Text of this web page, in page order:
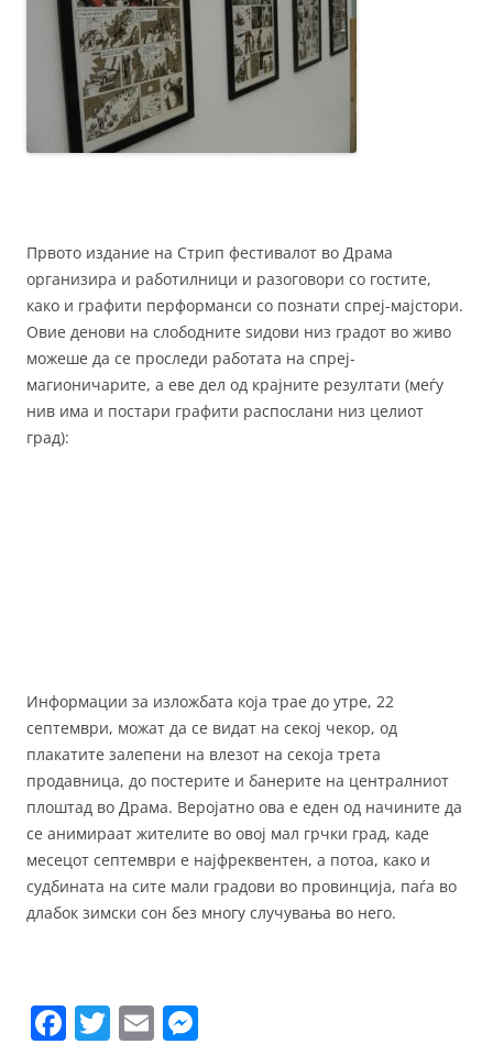
Првото издание на Стрип фестивалот во Драма
организира и работилници и разоговори со гостите,
како и графити перформанси со познати спреј-мајстори.
Овие денови на слободните ѕидови низ градот во живо
можеше да се проследи работата на спреј-
магионичарите, а еве дел од крајните резултати (меѓу
нив има и постари графити распослани низ целиот
град):
Информации за изложбата која трае до утре, 22
септември, можат да се видат на секој чекор, од
плакатите залепени на влезот на секоја трета
продавница, до постерите и банерите на централниот
плоштад во Драма. Веројатно ова е еден од начините да
се анимираат жителите во овој мал грчки град, каде
месецот септември е најфреквентен, а потоа, како и
судбината на сите мали градови во провинција, паѓа во
длабок зимски сон без многу случувања во него.
F T E